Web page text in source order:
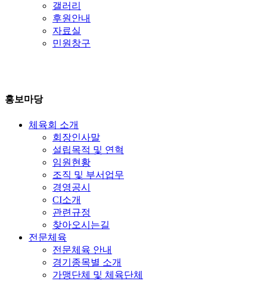
갤러리
후원안내
자료실
민원창구
홍보마당
체육회 소개
회장인사말
설립목적 및 연혁
임원현황
조직 및 부서업무
경영공시
CI소개
관련규정
찾아오시는길
전문체육
전문체육 안내
경기종목별 소개
가맹단체 및 체육단체